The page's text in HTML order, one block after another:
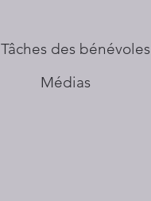
Tâches des bénévoles
Médias